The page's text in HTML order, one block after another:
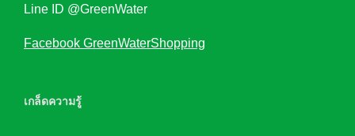
Line ID @GreenWater
Facebook GreenWaterShopping
เกล็ดความรู้